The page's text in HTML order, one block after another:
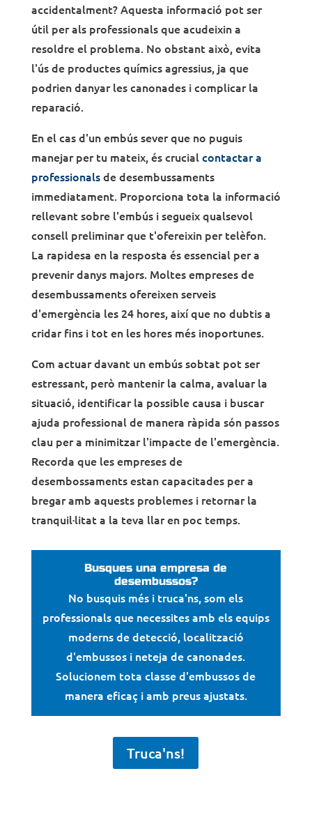
accidentalment? Aquesta informació pot ser
útil per als professionals que acudeixin a
resoldre el problema. No obstant això, evita
l'ús de productes químics agressius, ja que
podrien danyar les canonades i complicar la
reparació.
En el cas d'un embús sever que no puguis
manejar per tu mateix, és crucialcontactar a
professionalsde desembussaments
immediatament. Proporciona tota la informació
rellevant sobre l'embús i segueix qualsevol
consell preliminar que t'ofereixin per telèfon.
La rapidesa en la resposta és essencial per a
prevenir danys majors. Moltes empreses de
desembussaments ofereixen serveis
d'emergència les 24 hores, així que no dubtis a
cridar fins i tot en les hores més inoportunes.
Com actuar davant un embús sobtat pot ser
estressant, però mantenir la calma, avaluar la
situació, identificar la possible causa i buscar
ajuda professional de manera ràpida són passos
clau per a minimitzar l'impacte de l'emergència.
Recorda que les empreses de
desembossaments estan capacitades per a
bregar amb aquests problemes i retornar la
tranquil·litat a la teva llar en poc temps.
Busques una empresa de
desembussos?
No busquis més i truca'ns, som els
professionals que necessites amb els equips
moderns de detecció, localització
d'embussos i neteja de canonades.
Solucionem tota classe d'embussos de
manera eficaç i amb preus ajustats.
Truca'ns!